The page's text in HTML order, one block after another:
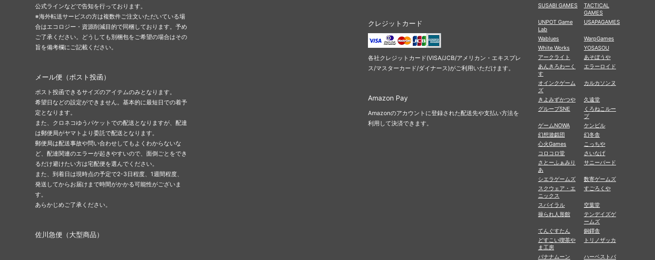
公式ラインなどで告知を行っております。
※海外転送サービスの方は複数件ご注文いただいている場
合はエコロジー・資源削減目的で同梱しております。予め
ご了承ください。どうしても別梱包をご希望の場合はその
旨を備考欄にご記載ください。
メール便（ポスト投函）
ポスト投函できるサイズのアイテムのみとなります。
希望日などの設定ができません。基本的に最短日での着予
定となります。
また、クロネコゆうパケットでの配送となりますが、配達
は郵便局がヤマトより委託で配送となります。
郵便局は配送事故や問い合わせしてもよくわからないな
ど、配達関連のエラーが起きやすいので、面倒ごとをでき
るだけ避けたい方は宅配便を選んでください。
また、到着日は現時点の予定で2-3日程度、1週間程度、
発送してからお届けまで時間がかかる可能性がございま
す。
あらかじめご了承ください。
佐川急便（大型商品）
クレジットカード
各社クレジットカード(VISA/JCB/アメリカン・エキスプレ
ス/マスターカード/ダイナース)がご利用いただけます。
Amazon Pay
Amazonのアカウントに登録された配送先や支払い方法を
利用して決済できます。
SUSABI GAMES
TACTICAL
GAMES
UNPOT Game
Lab
USAPAGAMES
Wablues
WarpGames
White Works
YOSASOU
アークライト
あそぼうや
あんきろわーく
す
エラーロイド
オインクゲーム
ズ
カルカソンヌ
きよみずかつや
久遠堂
グループSNE
くろねこルー
プ
ゲームNOWA
ケンビル
幻想遊戯団
幻冬舎
心火Games
こっちや
コロコロ堂
さいなげ
さとーふぁみり
あ
サニーバード
シエラゲームズ
数寄ゲームズ
スクウェア・エ
ニックス
すごろくや
スパイラル
空葉堂
操られ人形館
テンデイズゲ
ームズ
てんぐすたん
銅鐸舎
どすこい喫茶や
ま工房
トリノザッカ
バナナムーン ハーベストバ